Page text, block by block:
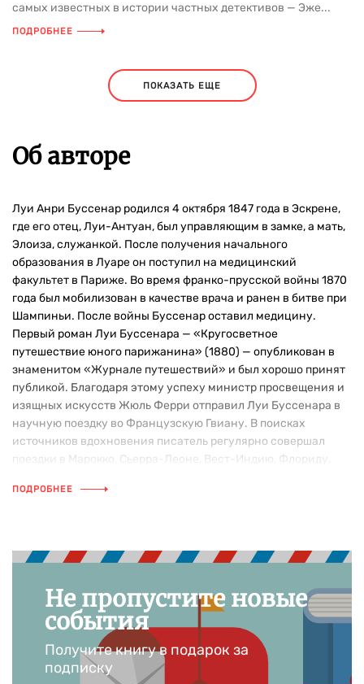
самых известных в истории частных детективов — Эже...
ПОДРОБНЕЕ
ПОКАЗАТЬ ЕЩЕ
Об авторе
Луи Анри Буссенар родился 4 октября 1847 года в Эскрене,
где его отец, Луи-Антуан, был управляющим в замке, а мать,
Элоиза, служанкой. После получения начального
образования в Луаре он поступил на медицинский
факультет в Париже. Во время франко-прусской войны 1870
года был мобилизован в качестве врача и ранен в битве при
Шампиньи. После войны Буссенар оставил медицину.
Первый роман Луи Буссенара — «Кругосветное
путешествие юного парижанина» (1880) — опубликован в
знаменитом «Журнале путешествий» и был хорошо принят
публикой. Благодаря этому успеху министр просвещения и
изящных искусств Жюль Ферри отправил Луи Буссенара в
научную поездку во Французскую Гвиану. В поисках
источников вдохновения писатель регулярно совершал
поездки в Марокко, Сьерра-Леоне, Вест-Индию, Флориду,
творчеством Жюля Верна, он попробовал свои силы в жанре
Самым известным его произведением является роман
«Капитан Сорви-голова» (1901), о войне за независимость
Прозванный при жизни «французским Генри Хаггардом»,
Луи Буссенар пользовался большим успехом в России, где
было опубликовано порядка сорока томов его произведений.
ПОДРОБНЕЕ
Не пропустите новые
события
Получите книгу в подарок за
подписку